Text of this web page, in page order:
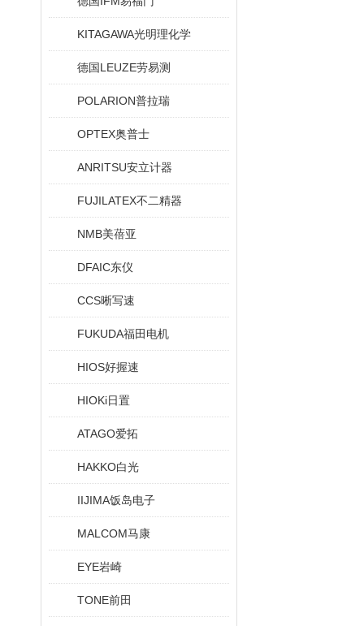
KITAGAWA光明理化学
德国LEUZE劳易测
POLARION普拉瑞
OPTEX奥普士
ANRITSU安立计器
FUJILATEX不二精器
NMB美蓓亚
DFAIC东仪
CCS晰写速
FUKUDA福田电机
HIOS好握速
HIOKi日置
ATAGO爱拓
HAKKO白光
IIJIMA饭岛电子
MALCOM马康
EYE岩崎
TONE前田